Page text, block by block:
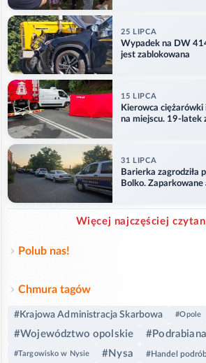
25 LIPCA
Wypadek na DW
jest zablokowana
15 LIPCA
Kierowca
na miejscu. 19-latek
31 LIPCA
Barierka zagrodziła
Bolko.
Więcej najczęściej
Polub nas!
Chmura tagów
#Krajowa Administracja Skarbowa #Opole
#Województwo opolskie
#Targowisko w Nysie #Nysa #Handel